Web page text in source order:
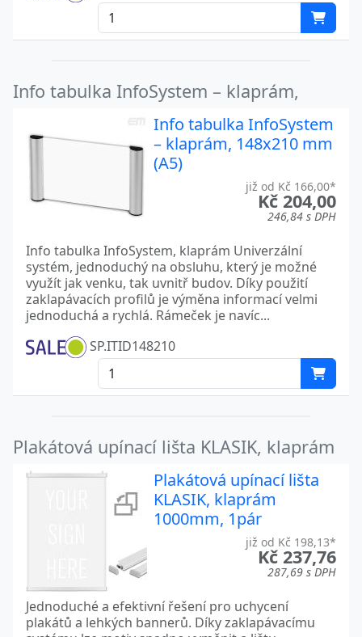
Info tabulka InfoSystem – klaprám,
Info tabulka InfoSystem
– klaprám, 148x210 mm
(A5)
již od Kč 166,00*
Kč 204,00
246,84 s DPH
Info tabulka InfoSystem, klaprám Univerzální
systém, jednoduchý na obsluhu, který je možné
využít jak venku, tak uvnitř budov. Díky použití
zaklapávacích profilů je výměna informací velmi
jednoduchá a rychlá. Rámeček je navíc...
SP.ITID148210
Plakátová upínací lišta KLASIK, klaprám
Plakátová upínací lišta
KLASIK, klaprám
1000mm, 1pár
již od Kč 198,13*
Kč 237,76
287,69 s DPH
Jednoduché a efektivní řešení pro uchycení
plakátů a lehkých bannerů. Díky zaklapávacímu